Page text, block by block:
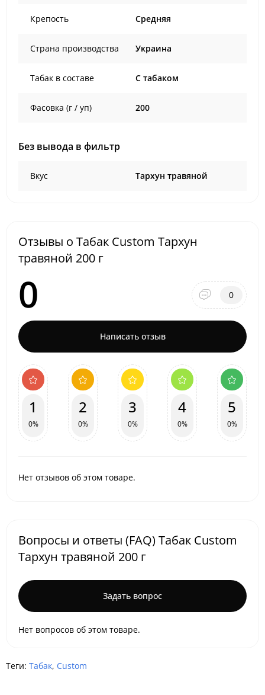
Крепость Средняя
Страна производства Украина
Табак в составе C табаком
Фасовка (г / уп) 200
Без вывода в фильтр
Вкус Тархун травяной
Отзывы о Табак Custom Тархун
травяной 200 г
0 0
Написать отзыв
1
0%
2
0%
3
0%
4
0%
5
0%
Нет отзывов об этом товаре.
Вопросы и ответы (FAQ) Табак Custom
Тархун травяной 200 г
Задать вопрос
Нет вопросов об этом товаре.
Теги: Табак, Custom